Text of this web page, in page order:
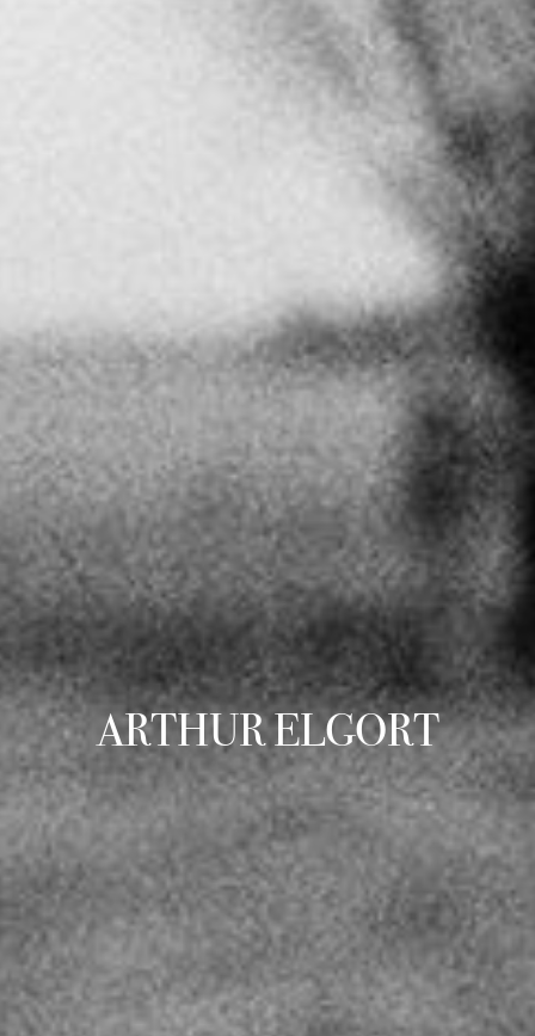
ARTHUR ELGORT